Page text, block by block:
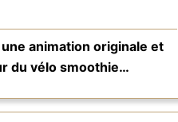
animation originale et
du vélo smoothie…